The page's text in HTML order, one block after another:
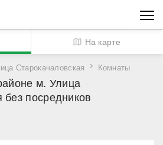
Старокачаловская Комнаты
м. Улица
без посредников
На карте